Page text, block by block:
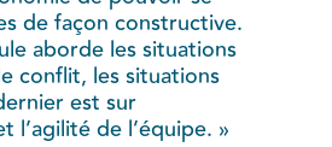
de façon constructive.
aborde les situations
conflit, les situations
est sur
l’agilité de l’équipe. »